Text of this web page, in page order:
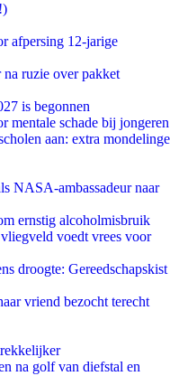
afpersing 12-jarige
ruzie over pakket
is begonnen
mentale schade bij jongeren
aan: extra mondelinge
NASA-ambassadeur naar
ernstig alcoholmisbruik
voedt vrees voor
droogte: Gereedschapskist
vriend bezocht terecht
na golf van diefstal en